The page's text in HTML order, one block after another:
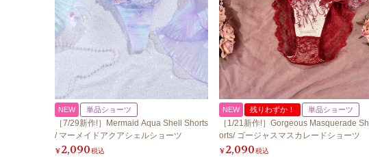
NEW 単品ショーツ
［7/29新作!］Mermaid Aqua Shell Shorts
/ マーメイドアクアシェルショーツ
¥2,090税込
NEW 残りわずか！ 単品ショーツ
［1/21新作!］Gorgeous Masquerade Sh
orts/ ゴージャスマスカレードショーツ
¥2,090税込